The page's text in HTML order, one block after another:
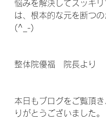
悩みを解決してスッキ
は、根本的な元を断つ
(^_-)
整体院優福　院長より
本日もブログをご覧頂
りがとうございました。